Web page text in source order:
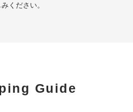
ください。
Guide